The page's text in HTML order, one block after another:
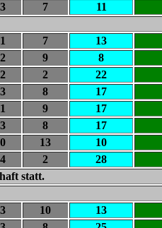
3 7 11
1 7 13
2 9 8
2 2 22
3 8 17
1 9 17
3 8 17
0 13 10
4 2 28
statt.
3 10 13